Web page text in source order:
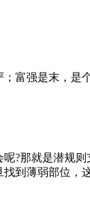
富强是末，是
?那就是潜规
到薄弱部位，